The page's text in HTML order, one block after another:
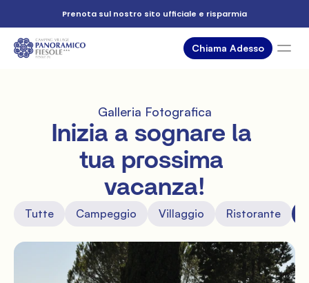
Prenota sul nostro sito ufficiale e risparmia
Chiama Adesso
Servizi
Dintorni
Dove siamo
Gallery
Galleria Fotografica
Inizia a sognare la
tua prossima
vacanza!
Tutte Campeggio Villaggio Ristorante